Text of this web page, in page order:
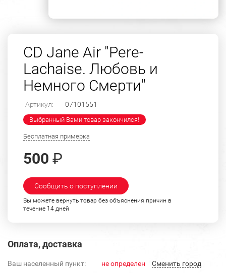
CD Jane Air "Pere-
Laсhaise. Любовь и
Немного Смерти"
Артикул: 07101551
Выбранный Вами товар закончился!
Бесплатная примерка
500 ₽
Сообщить о поступлении
Вы можете вернуть товар без объяснения причин в
течение 14 дней
Оплата, доставка
Ваш населенный пункт: не определен Cменить город